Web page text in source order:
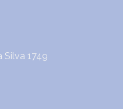
Silva 1749